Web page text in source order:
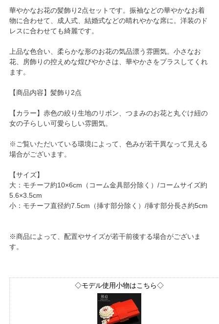
華やかなお花の髪飾り2点セットです。振袖などの華やかなお着
物に合わせて、成人式、結婚式などの晴れやかな席に。洋装のド
レスに合わせても綺麗です。
上品な色合い、柔らかな形のお花の気品漂う雰囲気。小さなお
花、房飾りの控えめな煌びやかさは、華やかさをプラスしてくれ
ます。
【商品内容】髪飾り2点
【カラー】赤色の絞り生地のリボン、つまみのお花と丸ぐけ紐の
女の子らしい可愛らしい雰囲気。
※ご覧いただいている環境によって、色みが若干異なって見える
場合がございます。
【サイズ】
大：モチーフ約10×6cm（コーム金具部分除く）/コームサイズ約
5.6×3.5cm
小：モチーフ直径約7.5cm（挿す部分除く）/挿す部分長さ約5cm
※商品によって、配置やサイズが若干前後する場合がございま
す。
◇モデル使用小物はこちら◇